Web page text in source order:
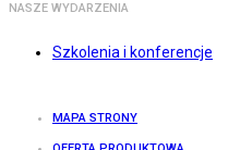
NASZE WYDARZENIA
Szkolenia i konferencje
MAPA STRONY